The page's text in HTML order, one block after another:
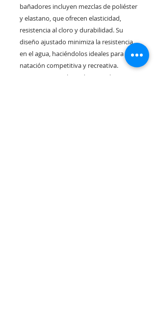
bañadores incluyen mezclas de poliéster
y elastano, que ofrecen elasticidad,
resistencia al cloro y durabilidad. Su
diseño ajustado minimiza la resistencia
en el agua, haciéndolos ideales para la
natación competitiva y recreativa.
En resumen, un bañador tipo slip con